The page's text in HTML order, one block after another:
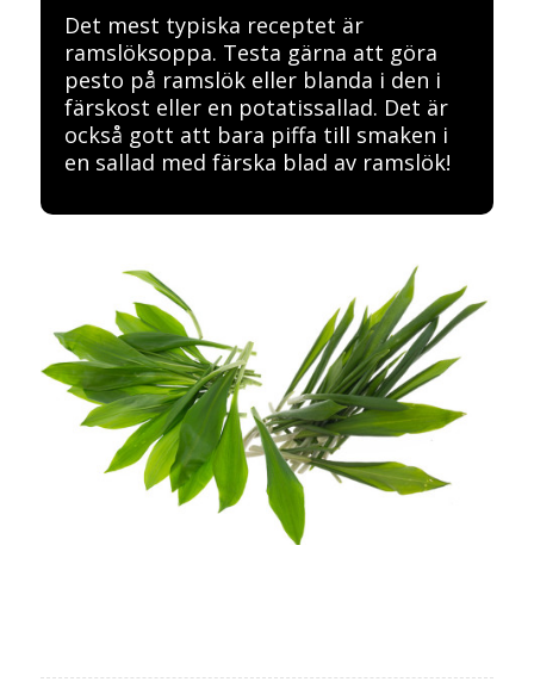
Det mest typiska receptet är
ramslöksoppa. Testa gärna att göra
pesto på ramslök eller blanda i den i
färskost eller en potatissallad. Det är
också gott att bara piffa till smaken i
en sallad med färska blad av ramslök!